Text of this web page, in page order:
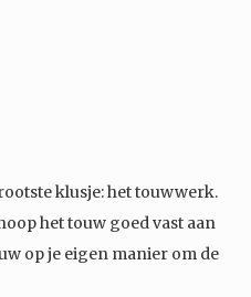
klusje: het touwwerk.
het touw goed vast aan
op je eigen manier om de